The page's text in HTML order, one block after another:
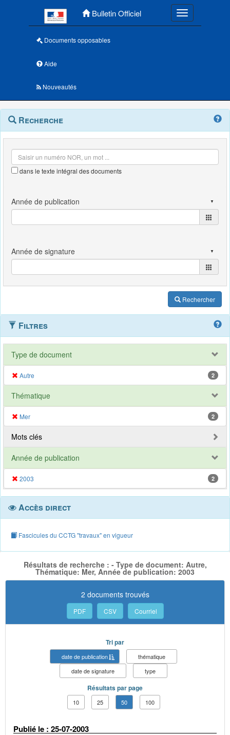
Bulletin Officiel Toggle
Documents opposables
Aide
Nouveautés
Navigation
outils
Menu
contextuel
Recherche
dans le texte intégral des documents
Rechercher
Filtres
Type de document
Autre 2
Thématique
Mer 2
Mots clés
Année de publication
2003 2
Accès direct
Fascicules du CCTG "travaux" en vigueur
Résultats de recherche : - Type de document: Autre,
Thématique: Mer, Année de publication: 2003
2 documents trouvés
PDF CSV Courriel
Tri par
date de publication
thématique
date de signature
type
Résultats par page
10 25 50 100
Publié le : 25-07-2003